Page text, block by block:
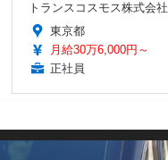
トランスコスモス株式会社
東京都
月給30万6,000円～
正社員